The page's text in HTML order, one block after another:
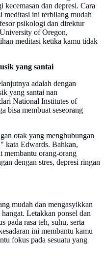
kecemasan dan depresi. Cara
meditasi ini terbilang mudah
psikologi dan direktur
of Oregon,
meditasi ketika kamu tidak
yang santai
adalah dengan
yang santai nan
National Institutes of
bisa membuat seseorang
otak yang menghubungan
kata Edwards. Bahkan,
membantu orang-orang
dengan stres, depresi ringan
mudah dan mengasyikkan
Letakkan ponsel dan
pada rasa teh, suhu, serta
ini membantu kamu
fokus pada sesuatu yang